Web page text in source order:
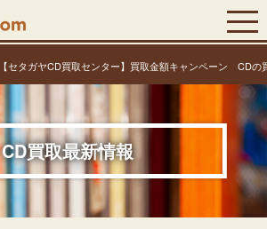
【セタガヤCD買取センター】買取金額キャンペーン CDの
CD買取最新情報